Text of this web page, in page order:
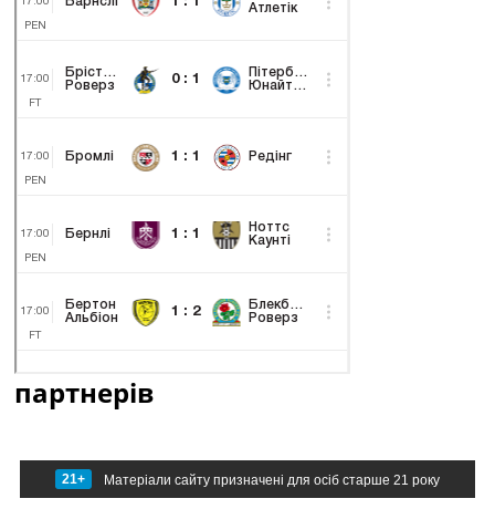
партнерів
21+ Матеріали сайту призначені для осіб старше 21 року